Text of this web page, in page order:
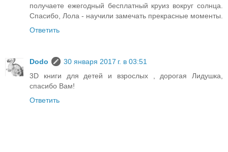
получаете ежегодный бесплатный круиз вокруг солнца.
Спасибо, Лола - научили замечать прекрасные моменты.
Ответить
Dodo
30 января 2017 г. в 03:51
3D книги для детей и взрослых , дорогая Лидушка,
спасибо Вам!
Ответить